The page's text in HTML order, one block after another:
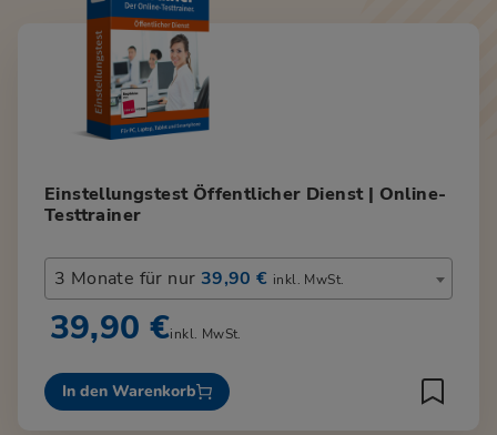
Einstellungstest Öffentlicher Dienst | Online-
Testtrainer
3 Monate für nur 39,90 € inkl. MwSt.
39,90 €inkl. MwSt.
In den Warenkorb